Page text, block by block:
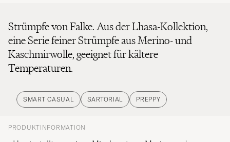
Strümpfe von Falke. Aus der Lhasa-Kollektion,
eine Serie feiner Strümpfe aus Merino- und
Kaschmirwolle, geeignet für kältere
Temperaturen.
SMART CASUAL SARTORIAL PREPPY
PRODUKTINFORMATION